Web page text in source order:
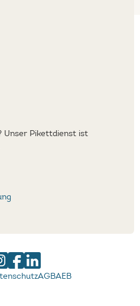
Unser Pikettdienst ist
AGBAEB